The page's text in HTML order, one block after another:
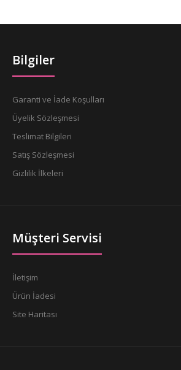
Bilgiler
Garanti ve İade Koşulları
Üyelik Sözleşmesi
Teslimat Bilgileri
Satış Sözleşmesi
Gizlilik İlkeleri
Müşteri Servisi
İletişim
Ürün İadesi
Site Haritası